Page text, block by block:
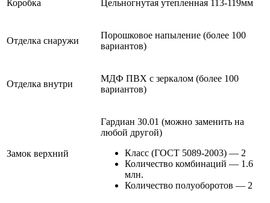
Коробка Цельногнутая утепленная 113-119мм
Отделка снаружи
Порошковое напыление (более 100
вариантов)
Отделка внутри
МДФ ПВХ с зеркалом (более 100
вариантов)
Замок верхний
Гардиан 30.01 (можно заменить на
любой другой)
Класс (ГОСТ 5089-2003) — 2
Количество комбинаций — 1.6
млн.
Количество полуоборотов — 2